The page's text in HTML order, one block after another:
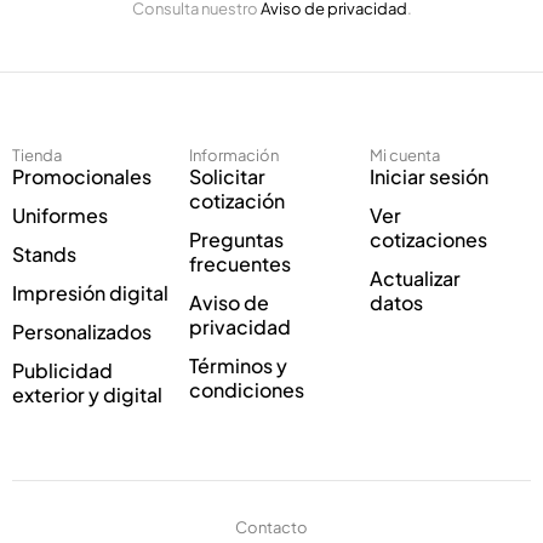
o
r
r
o
E
e
c
r
ó
c
c
n
i
c
o
*
Consulta nuestroAviso de privacidad.
Tienda
Promocionales
Uniformes
Stands
Impresión digital
Personalizados
Publicidad
exterior y digital
Información
Solicitar
cotización
Preguntas
frecuentes
Aviso de
privacidad
Términos y
condiciones
Mi cuenta
Iniciar sesión
Ver
cotizaciones
Actualizar
datos
Contacto